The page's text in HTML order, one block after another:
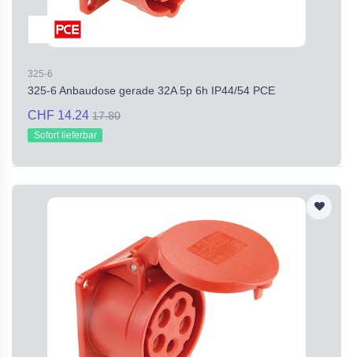
325-6
325-6 Anbaudose gerade 32A 5p 6h IP44/54 PCE
CHF 14.24 17.80
Sofort lieferbar